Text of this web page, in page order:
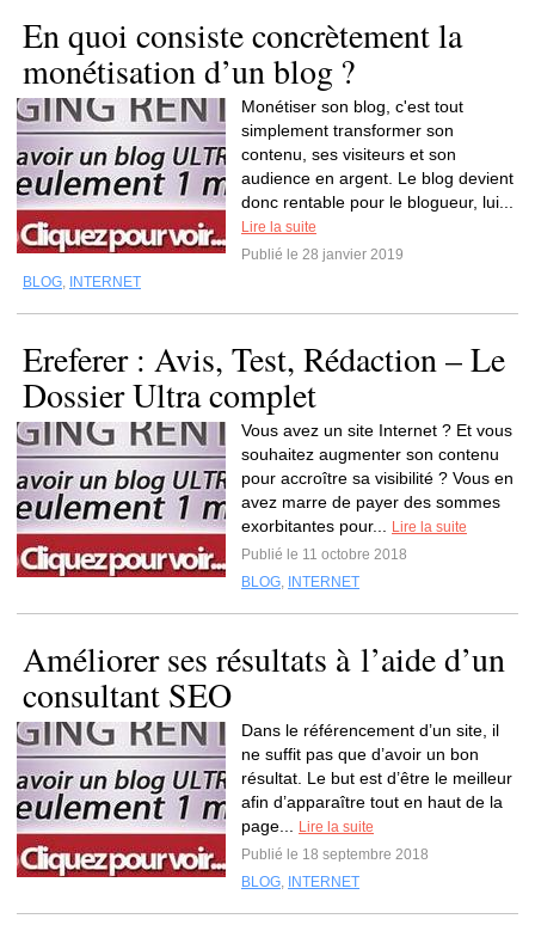
En quoi consiste concrètement la
monétisation d’un blog ?
Monétiser son blog, c'est tout
simplement transformer son
contenu, ses visiteurs et son
audience en argent. Le blog devient
donc rentable pour le blogueur, lui...
Lire la suite
Publié le 28 janvier 2019
BLOG, INTERNET
Ereferer : Avis, Test, Rédaction – Le
Dossier Ultra complet
Vous avez un site Internet ? Et vous
souhaitez augmenter son contenu
pour accroître sa visibilité ? Vous en
avez marre de payer des sommes
exorbitantes pour...
Lire la suite
Publié le 11 octobre 2018
BLOG, INTERNET
Améliorer ses résultats à l’aide d’un
consultant SEO
Dans le référencement d’un site, il
ne suffit pas que d’avoir un bon
résultat. Le but est d’être le meilleur
afin d’apparaître tout en haut de la
page...
Lire la suite
Publié le 18 septembre 2018
BLOG, INTERNET